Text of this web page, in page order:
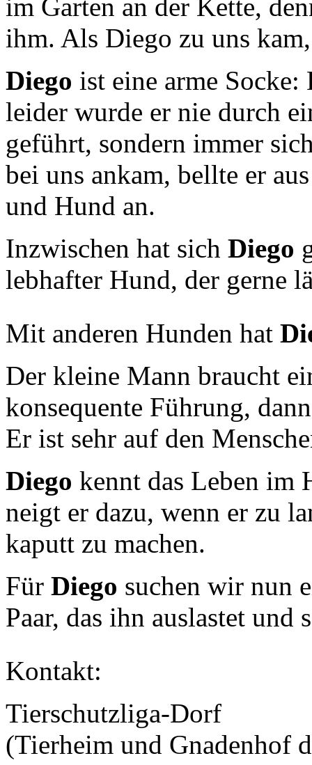
im Garten an der Kette,
ihm. Als Diego zu uns
Diego ist eine arme Socke:
leider wurde er nie durch
geführt, sondern immer
bei uns ankam, bellte er
und Hund an.
Inzwischen hat sich Diego
lebhafter Hund, der gerne
Mit anderen Hunden hat
Der kleine Mann braucht
konsequente Führung,
Er ist sehr auf den
Diego kennt das Leben im
neigt er dazu, wenn er zu
kaputt zu machen.
Für Diego suchen wir nun
Paar, das ihn auslastet und
Kontakt:
Tierschutzliga-Dorf
(Tierheim und Gnadenhof